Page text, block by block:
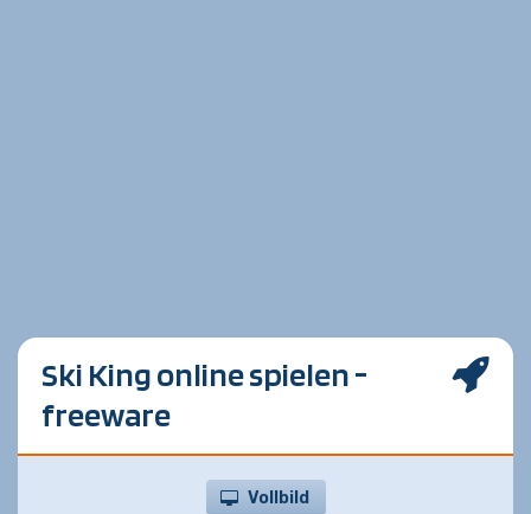
Ski King online spielen -
freeware
Vollbild